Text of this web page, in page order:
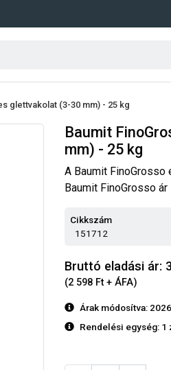
glettvakolat (3-30 mm) - 25 kg
Baumit
mm) - 25 kg
A Baumit
Baumit FinoGrosso
Cikkszám
151712
Bruttó eladási ár:
(2 598 Ft + ÁFA)
Árak módosítva:
Rendelési egység: 1